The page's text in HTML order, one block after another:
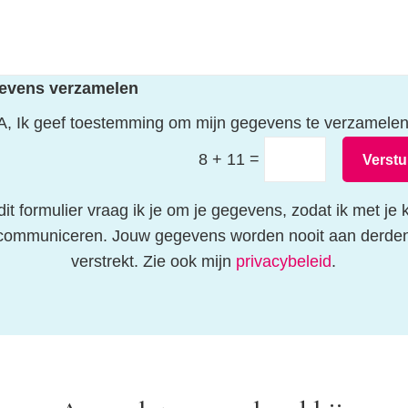
verzamelen
Ik geef toestemming om mijn gegevens te
8 + 11 =
formulier vraag ik je om je gegevens, zodat ik met je
Jouw gegevens worden nooit aan
verstrekt. Zie ook mijn privacybeleid.